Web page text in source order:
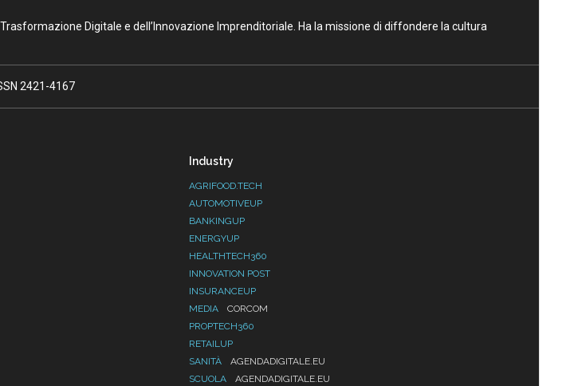
Digitale e dell’Innovazione Imprenditoriale. Ha la missione di diffondere la cultura
2421-4167
Industry
AGRIFOOD.TECH
AUTOMOTIVEUP
BANKINGUP
ENERGYUP
HEALTHTECH360
INNOVATION POST
INSURANCEUP
MEDIA
CORCOM
PROPTECH360
RETAILUP
SANITÀ
AGENDADIGITALE.EU
SCUOLA
AGENDADIGITALE.EU